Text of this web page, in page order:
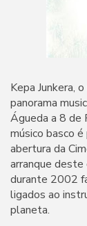
Kepa Junkera,
panorama
Águeda a 8 de
músico basco
abertura da
arranque deste
durante 2002
ligados ao
planeta.